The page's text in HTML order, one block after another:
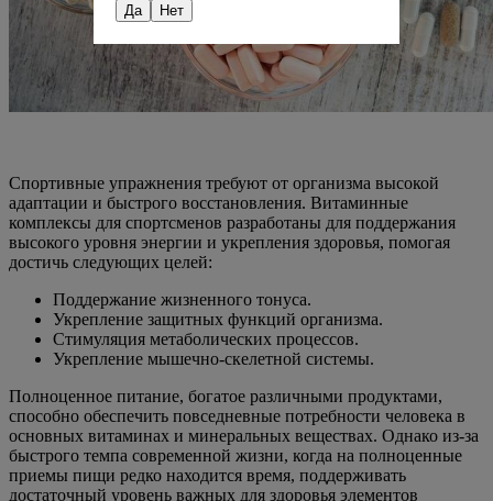
Спортивные упражнения требуют от организма высокой
адаптации и быстрого восстановления. Витаминные
комплексы для спортсменов разработаны для поддержания
высокого уровня энергии и укрепления здоровья, помогая
достичь следующих целей:
Поддержание жизненного тонуса.
Укрепление защитных функций организма.
Стимуляция метаболических процессов.
Укрепление мышечно-скелетной системы.
Полноценное питание, богатое различными продуктами,
способно обеспечить повседневные потребности человека в
основных витаминах и минеральных веществах. Однако из-за
быстрого темпа современной жизни, когда на полноценные
приемы пищи редко находится время, поддерживать
достаточный уровень важных для здоровья элементов
Да Нет